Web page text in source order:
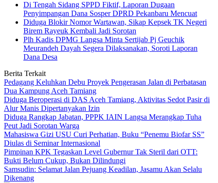
Di Tengah Sidang SPPD Fiktif, Laporan Dugaan
Penyimpangan Dana Sosper DPRD Pekanbaru Mencuat
Diduga Blokir Nomor Wartawan, Sikap Kepsek TK Negeri
Birem Rayeuk Kembali Jadi Sorotan
Plh Kadis DPMG Langsa Minta Sertijab Pj Geuchik
Meurandeh Dayah Segera Dilaksanakan, Soroti Laporan
Dana Desa
Berita Terkait
Pedagang Keluhkan Debu Proyek Pengerasan Jalan di Perbatasan
Dua Kampung Aceh Tamiang
Diduga Beroperasi di DAS Aceh Tamiang, Aktivitas Sedot Pasir di
Alur Manis Dipertanyakan Izin
Diduga Rangkap Jabatan, PPPK IAIN Langsa Merangkap Tuha
Peut Jadi Sorotan Warga
Mahasiswa Gizi USU Curi Perhatian, Buku “Penemu Biofar SS”
Diulas di Seminar Internasional
Pimpinan KPK Tegaskan Level Gubernur Tak Steril dari OTT:
Bukti Belum Cukup, Bukan Dilindungi
Samsudin: Selamat Jalan Pejuang Keadilan, Jasamu Akan Selalu
Dikenang